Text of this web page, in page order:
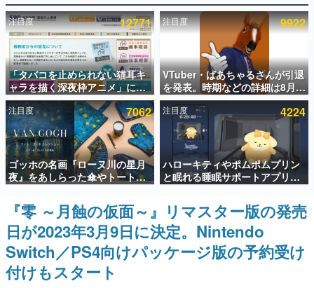
ど。多くの人々に読まれた、電ファミ渾身の“殿堂入り”記
事をまとめました。
ゲームの企画書
名作ゲームクリエイターの方々に製作時のエピソードをお
聞きし、ヒットする企画（ゲーム）とは何か？を探ってい
きます。
赫本
この物語を解いてはいけない。『赫本』は、〈試験問題〉
の形をした短編ホラー小説集です。
新世代に訊く
これからのデジタルゲーム市場を担う若きクリエイター達
の姿を追い、彼らのルーツと情熱を探っていきます。
ゲーム世代の作家たち
ゲームに多大な影響を受けた作家さんに取材し、ゲームが
日本のコンテンツ産業やカルチャーに与えた影響を探る企
画です。
日本モバイルゲーム産業史
日本のモバイルゲーム史における主要なトピック・タイト
注目度 12771
「タバコを止められない猫耳キ
ャラを描く深夜枠アニメ」に視
聴者の一部から批判意見。違法
薬物の使用と思しき描写も含め
て、BPOが議論を交わす
注目度 9922
VTuber・ばあちゃるさんが引退
を発表。時期などの詳細は8月9
日15時からの配信で説明
注目度 7062
ゴッホの名画『ローヌ川の星月
夜』をあしらった傘やトートバ
ッグなどが登場。8月7日21時よ
り2日間限定で予約販売
注目度 4224
ハローキティやポムポムプリン
と眠れる睡眠サポートアプリ
『ゆめたび』が配信中。キャラ
ごとのASMRや目覚ましアラー
ムも搭載
『零 ～月蝕の仮面～』リマスター版の発売
日が2023年3月9日に決定。Nintendo
Switch／PS4向けパッケージ版の予約受け
付けもスタート